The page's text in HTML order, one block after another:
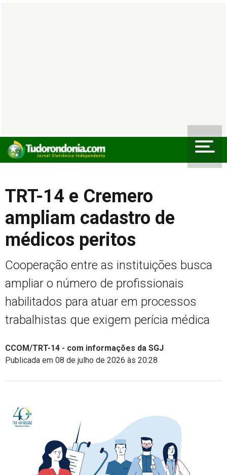
TRT-14 e Cremero
ampliam cadastro de
médicos peritos
Cooperação entre as instituições busca
ampliar o número de profissionais
habilitados para atuar em processos
trabalhistas que exigem perícia médica
CCOM/TRT-14 - com informações da SGJ
Publicada em 08 de julho de 2026 às 20:28